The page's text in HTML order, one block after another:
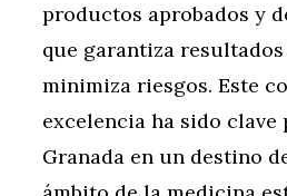
productos aprobados y
que garantiza
minimiza riesgos. Este
excelencia ha sido
Granada en un destino